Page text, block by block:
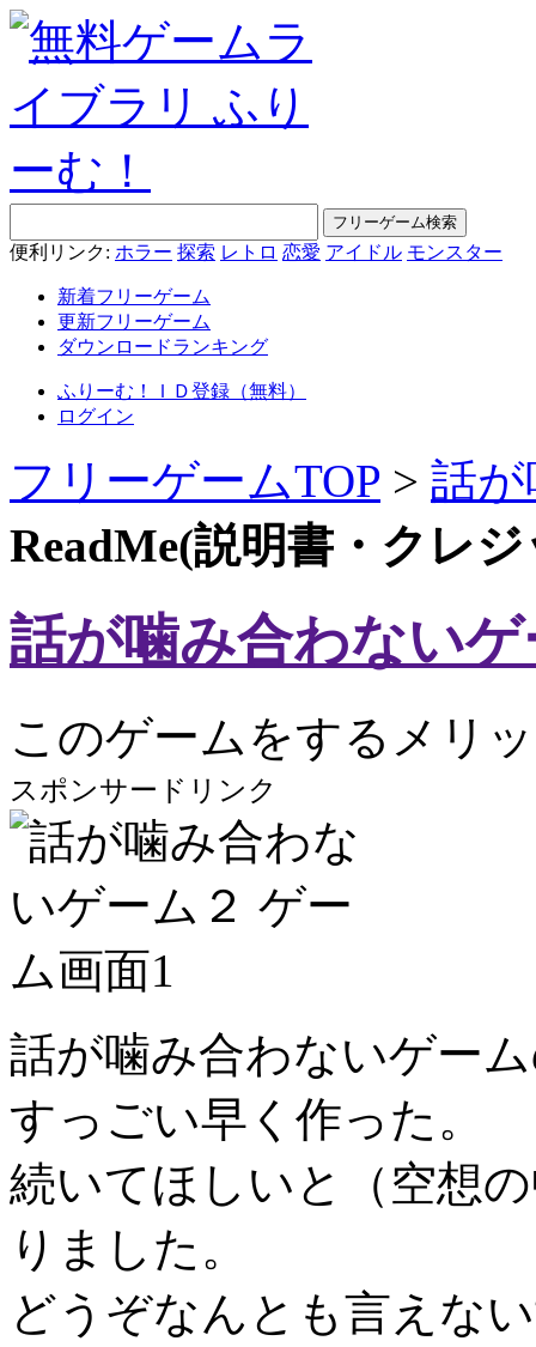
便利リンク: ホラー 探索 レトロ 恋愛 アイドル モンスター
新着フリーゲーム
更新フリーゲーム
ダウンロードランキング
ふりーむ！ＩＤ登録（無料）
ログイン
フリーゲームTOP > 話
ReadMe(説明書・クレ
話が噛み合わない
このゲームをするメリ
スポンサードリンク
話が噛み合わないゲー
すっごい早く作った。
続いてほしいと（空想
りました。
どうぞなんとも言えな